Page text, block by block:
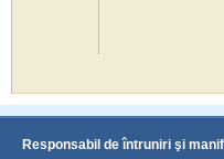
Responsabil de întruniri şi